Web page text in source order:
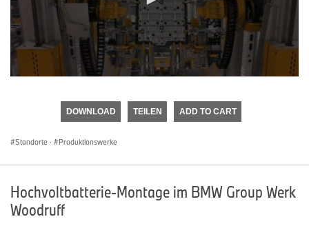
DOWNLOAD TEILEN ADD TO CART
Standorte · Produktionswerke
Hochvoltbatterie-Montage im BMW Group Werk
Woodruff